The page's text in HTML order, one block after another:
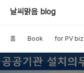
날씨맑음 blog
홈 Book for PV biz